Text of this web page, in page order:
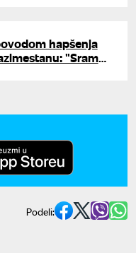
hapšenja
"Sram
Podeli: